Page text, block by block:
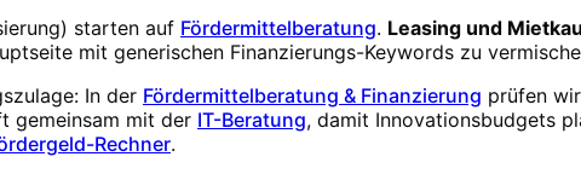
starten auf Fördermittelberatung. Leasing und
mit generischen Finanzierungs-Keywords zu
In der Fördermittelberatung & Finanzierung prüfen
gemeinsam mit der IT-Beratung, damit Innovationsbudgets
Rechner.